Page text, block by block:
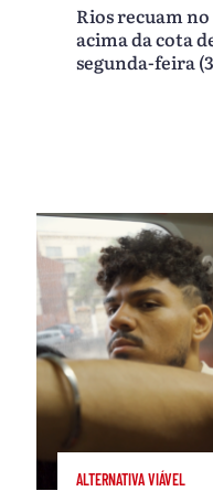
Rios recuam
acima da cota
segunda-feira
ALTERNATIVA VIÁVEL